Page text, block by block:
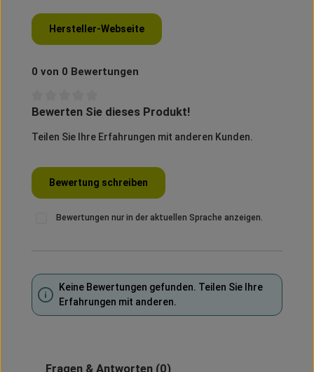
Hersteller-Webseite
0 von 0 Bewertungen
Durchschnittliche Bewertung von 0 von 5 Sternen
Bewerten Sie dieses Produkt!
Teilen Sie Ihre Erfahrungen mit anderen Kunden.
Bewertung schreiben
Bewertungen nur in der aktuellen Sprache anzeigen.
Keine Bewertungen gefunden. Teilen Sie Ihre
Erfahrungen mit anderen.
Fragen & Antworten(0)